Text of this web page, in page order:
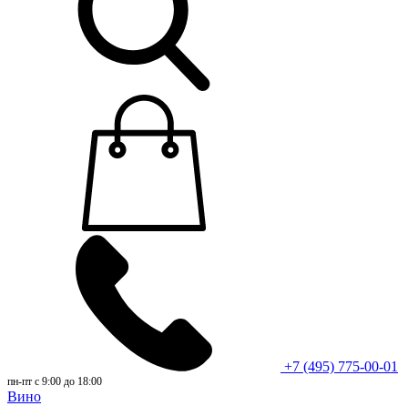
+7 (495) 775-00-01
пн-пт с 9:00 до 18:00
Вино